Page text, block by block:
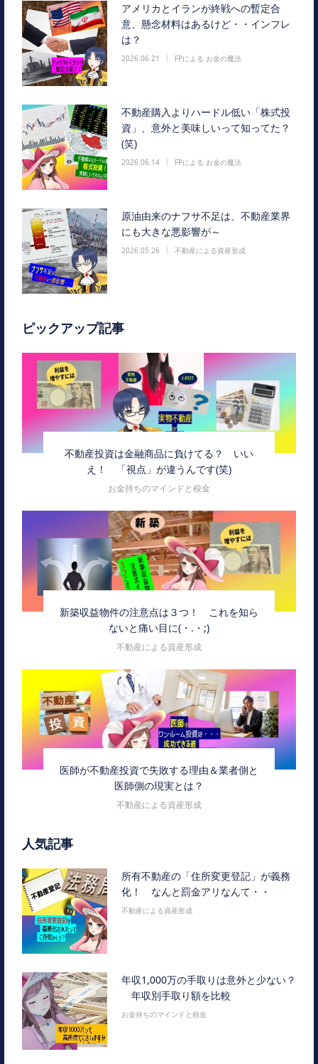
アメリカとイランが終戦への暫定合
意、懸念材料はあるけど・・インフレ
は？
2026.06.21 FPによる お金の魔法
不動産購入よりハードル低い「株式投
資」、意外と美味しいって知ってた？
(笑)
2026.06.14 FPによる お金の魔法
原油由来のナフサ不足は、不動産業界
にも大きな悪影響が～
2026.05.26 不動産による資産形成
ピックアップ記事
不動産投資は金融商品に負けてる？ いい
え！ 「視点」が違うんです(笑)
お金持ちのマインドと税金
新築収益物件の注意点は３つ！ これを知ら
ないと痛い目に(・.・;)
不動産による資産形成
医師が不動産投資で失敗する理由＆業者側と
医師側の現実とは？
不動産による資産形成
人気記事
所有不動産の「住所変更登記」が義務
化！ なんと罰金アリなんて・・
不動産による資産形成
年収1,000万の手取りは意外と少ない？
年収別手取り額を比較
お金持ちのマインドと税金